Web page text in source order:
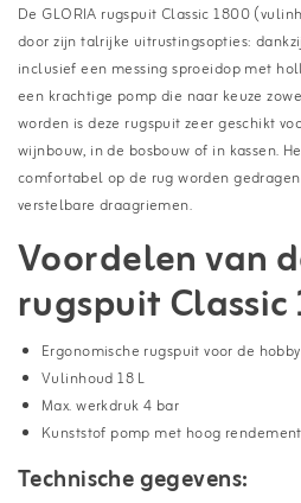
De GLORIA rugspuit Classic 1800
door zijn talrijke uitrustingsopties:
inclusief een messing sproeidop met
een krachtige pomp die naar keuze
worden is deze rugspuit zeer geschikt
wijnbouw, in de bosbouw of in kassen.
comfortabel op de rug worden
verstelbare draagriemen.
Voordelen van
rugspuit
Ergonomische rugspuit voor de
Vulinhoud 18 L
Max. werkdruk 4 bar
Kunststof pomp met hoog rendement
Technische gegevens: